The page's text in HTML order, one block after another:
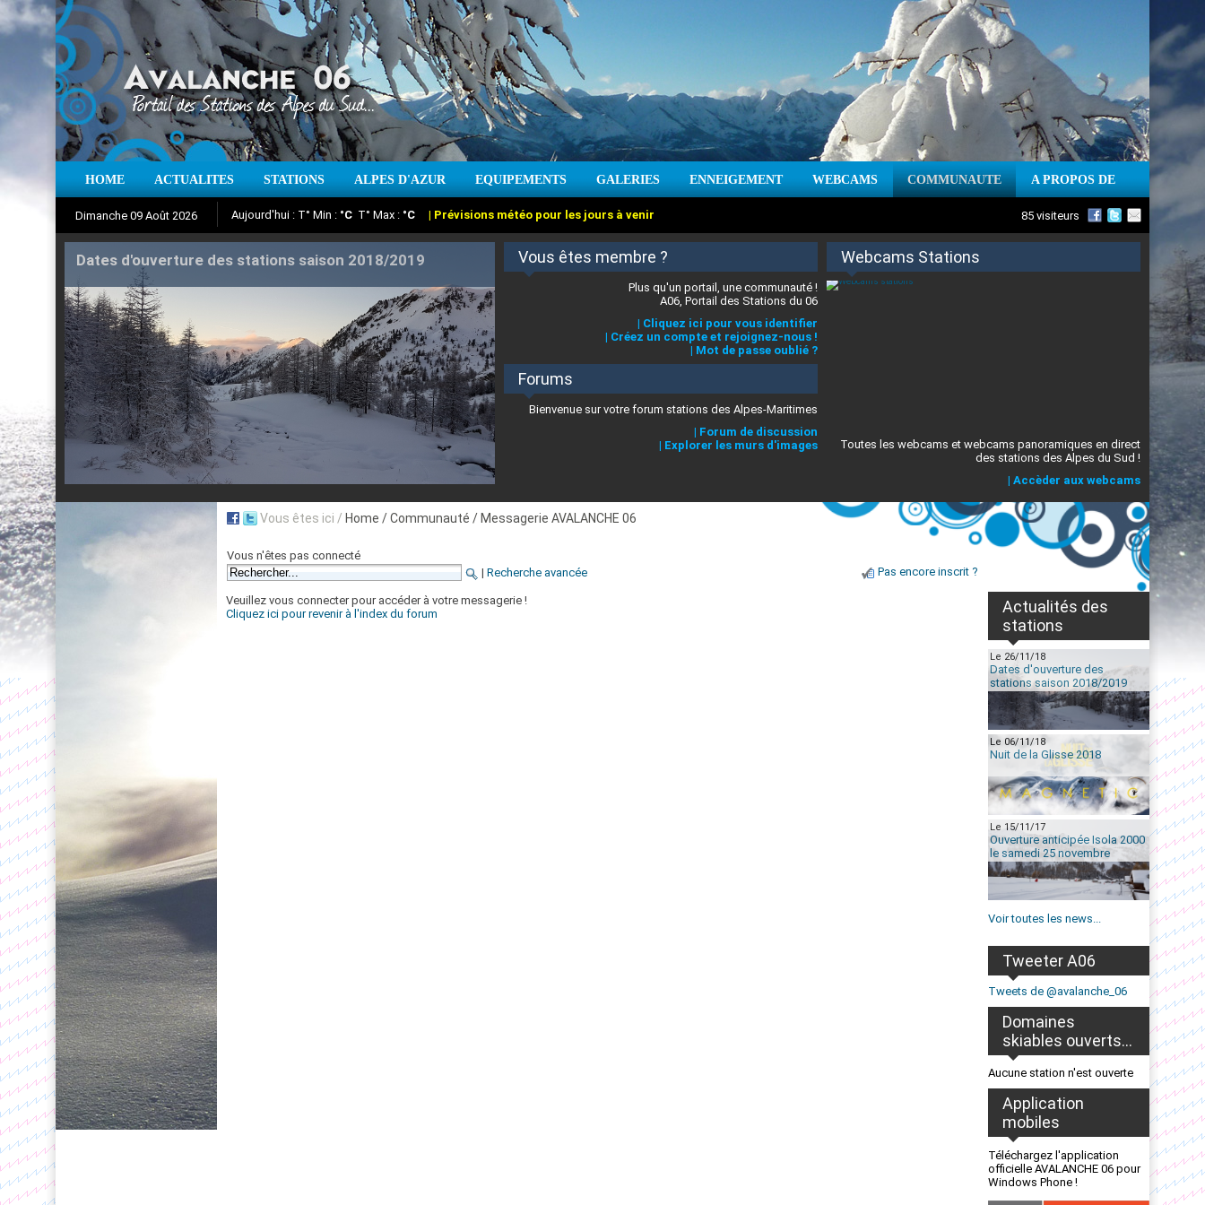
HOME ACTUALITES STATIONS ALPES D'AZUR EQUIPEMENTS GALERIES ENNEIGEMENT WEBCAMS COMMUNAUTE A PROPOS DE
Dimanche 09 Août 2026
Iso à 0° :mNeige sur 12 heures :cmVent : |Prévisions météo pour les jours à venir
Suivez en direct l'actualité des stations des Alpes-Maritimes
85 visiteurs
Dates d'ouverture des stations saison 2018/2019 Vous êtes membre ?
Plus qu'un portail, une communauté !
A06, Portail des Stations du 06
| Cliquez ici pour vous identifier
| Créez un compte et rejoignez-nous !
| Mot de passe oublié ?
Forums
Bienvenue sur votre forum stations des Alpes-Maritimes
| Forum de discussion
| Explorer les murs d'images
Webcams Stations
Toutes les webcams et webcams panoramiques en direct
des stations des Alpes du Sud !
| Accèder aux webcams
Vous êtes ici / Home / Communauté / Messagerie AVALANCHE 06
Vous n'êtes pas connecté
| Recherche avancée Pas encore inscrit ?
Veuillez vous connecter pour accéder à votre messagerie !
Cliquez ici pour revenir à l'index du forum
Actualités des
stations
Le 26/11/18
Dates d'ouverture des
stations saison 2018/2019
Le 06/11/18
Nuit de la Glisse 2018
Le 15/11/17
Ouverture anticipée Isola 2000
le samedi 25 novembre
Voir toutes les news...
Tweeter A06
Tweets de @avalanche_06
Domaines
skiables ouverts...
Aucune station n'est ouverte
Application
mobiles
Téléchargez l'application
officielle AVALANCHE 06 pour
Windows Phone !